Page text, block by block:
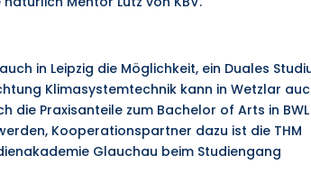
in Leipzig die Möglichkeit, ein Duales
Klimasystemtechnik kann in Wetzlar
die Praxisanteile zum Bachelor of Arts in BWL
Kooperationspartner dazu ist die THM
Glauchau beim Studiengang